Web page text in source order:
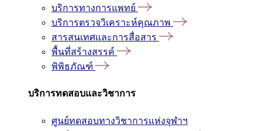
บริการทางการแพทย์
บริการตรวจวิเคราะห์คุณภาพ
สารสนเทศและการสื่อสาร
พื้นที่สร้างสรรค์
พิพิธภัณฑ์
บริการทดสอบและวิชาการ
ศูนย์ทดสอบทางวิชาการแห่งจุฬาฯ